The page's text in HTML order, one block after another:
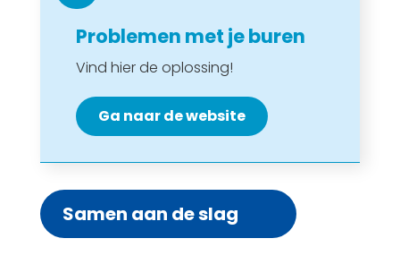
Problemen met je buren
Vind hier de oplossing!
Ga naar de website
Samen aan de slag